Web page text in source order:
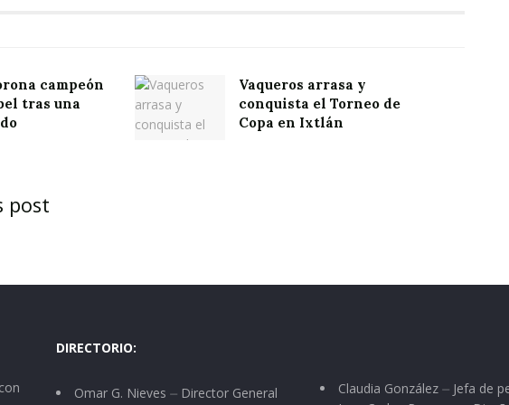
campeón
tras una
Vaqueros arrasa y
conquista el Torneo de
Copa en Ixtlán
post
DIRECTORIO:
Omar G. Nieves ⏤ Director General
Claudia González ⏤ Jefa de